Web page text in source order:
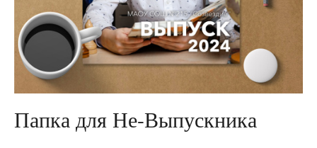
Папка для Не-Выпускника